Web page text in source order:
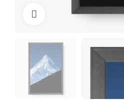
Clique para ampliar